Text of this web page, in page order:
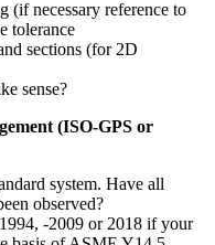
(if necessary reference to
tolerance
sections (for 2D
sense?
(ISO-GPS or
system. Have all
observed?
-2009 or 2018 if your